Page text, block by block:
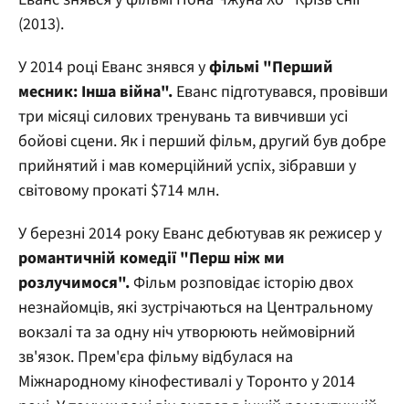
(2013).
У 2014 році Еванс знявся уфільмі "Перший
месник: Інша війна". Еванс підготувався, провівши
три місяці силових тренувань та вивчивши усі
бойові сцени. Як і перший фільм, другий був добре
прийнятий і мав комерційний успіх, зібравши у
світовому прокаті $714 млн.
У березні 2014 року Еванс дебютував як режисер у
романтичній комедії "Перш ніж ми
розлучимося".Фільм розповідає історію двох
незнайомців, які зустрічаються на Центральному
вокзалі та за одну ніч утворюють неймовірний
зв'язок. Прем'єра фільму відбулася на
Міжнародному кінофестивалі у Торонто у 2014